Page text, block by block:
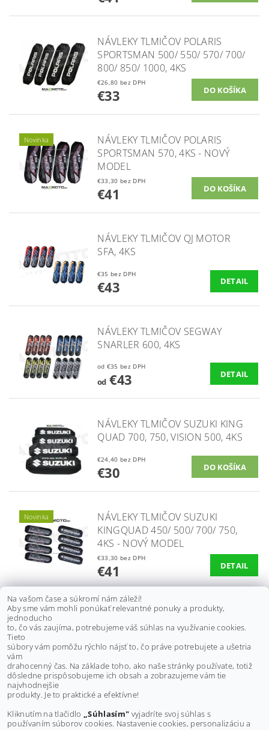
NÁVLEKY TLMIČOV POLARIS
SPORTSMAN 500/ 550/ 570/ 700/
800/ 850/ 1000, 4KS
€26,80 bez DPH
€33
Novinka
NÁVLEKY TLMIČOV POLARIS
SPORTSMAN 570, 4KS - NOVÝ
MODEL
€33,30 bez DPH
€41
NÁVLEKY TLMIČOV QJ MOTOR
SFA, 4KS
€35 bez DPH
€43 DETAIL
NÁVLEKY TLMIČOV SEGWAY
SNARLER 600, 4KS
od €35 bez DPH
od€43 DETAIL
NÁVLEKY TLMIČOV SUZUKI KING
QUAD 700, 750, VISION 500, 4KS
€24,40 bez DPH
€30
Novinka
NÁVLEKY TLMIČOV SUZUKI
KINGQUAD 450/ 500/ 700/ 750,
4KS - NOVÝ MODEL
€33,30 bez DPH
€41 DETAIL
NÁVLEKY TLMIČOV SUZUKI LTZ
400, LTR 450, 3KS
€28,30 bez DPH
€34,80
ĎALŠIE PRODUKTY
1 2
Na vašom čase a súkromí nám záleží!
Aby sme vám mohli ponúkať relevantné ponuky a produkty,
jednoducho
to, čo vás zaujíma, potrebujeme váš súhlas na využívanie cookies.
Tieto
súbory vám pomôžu rýchlo nájsť to, čo práve potrebujete a ušetria
vám
drahocenný čas. Na základe toho, ako naše stránky používate, totiž
dôsledne prispôsobujeme ich obsah a zobrazujeme vám tie
najvhodnejšie
produkty. Je to praktické a efektívne!
Kliknutím na tlačidlo „Súhlasím" vyjadríte svoj súhlas s
používaním súborov cookies. Nastavenie cookies, personalizáciu a